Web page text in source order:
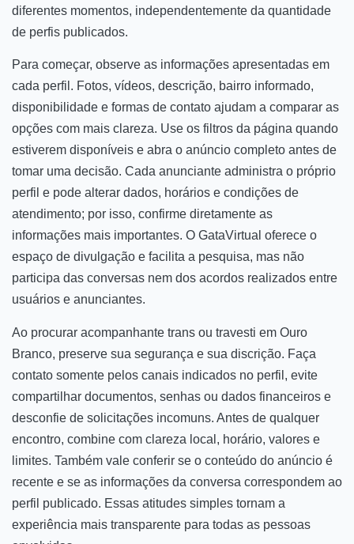
diferentes momentos, independentemente da quantidade
de perfis publicados.
Para começar, observe as informações apresentadas em
cada perfil. Fotos, vídeos, descrição, bairro informado,
disponibilidade e formas de contato ajudam a comparar as
opções com mais clareza. Use os filtros da página quando
estiverem disponíveis e abra o anúncio completo antes de
tomar uma decisão. Cada anunciante administra o próprio
perfil e pode alterar dados, horários e condições de
atendimento; por isso, confirme diretamente as
informações mais importantes. O GataVirtual oferece o
espaço de divulgação e facilita a pesquisa, mas não
participa das conversas nem dos acordos realizados entre
usuários e anunciantes.
Ao procurar acompanhante trans ou travesti em Ouro
Branco, preserve sua segurança e sua discrição. Faça
contato somente pelos canais indicados no perfil, evite
compartilhar documentos, senhas ou dados financeiros e
desconfie de solicitações incomuns. Antes de qualquer
encontro, combine com clareza local, horário, valores e
limites. Também vale conferir se o conteúdo do anúncio é
recente e se as informações da conversa correspondem ao
perfil publicado. Essas atitudes simples tornam a
experiência mais transparente para todas as pessoas